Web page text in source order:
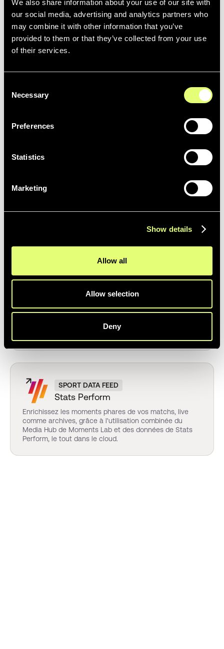
We also share information about your use of our site with
our social media, advertising and analytics partners who
may combine it with other information that you’ve
provided to them or that they’ve collected from your use
of their services.
Selection
Necessary
Preferences
Statistics
Marketing
Show details
Allow all
Allow selection
Deny
et Adobe Premiere Pro
Accélérez vos workflows de production en enrichissant,
technology to enrich your audiovisual media assets
Bitcentral
Améliorez la découvrabilité de vos contenus sur votre
SPORT DATA FEED
Stats Perform
Enrichissez les moments phares de vos matchs, live
comme archives, grâce à l'utilisation combinée du
Media Hub de Moments Lab et des données de Stats
Perform, le tout dans le cloud.